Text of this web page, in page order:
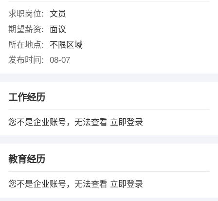
求职岗位:
文员
期望薪资:
面议
所在地点:
不限区域
发布时间:
08-07
工作经历
您不是企业账号，无法查看 立即登录
教育经历
您不是企业账号，无法查看 立即登录